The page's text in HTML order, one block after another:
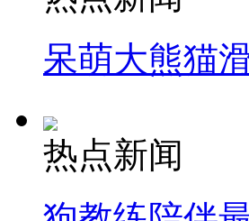
呆萌大熊猫
热点新闻